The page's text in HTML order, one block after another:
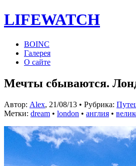
LIFEWATCH
BOINC
Галерея
О сайте
Мечты сбываются.
Автор: Alex, 21/08/13 • Рубрика:
Метки: dream • london • англия •